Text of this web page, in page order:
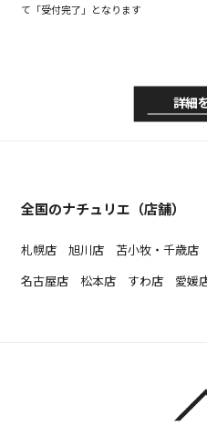
て「受付完了」となります
詳細
全国のナチュリエ（店舗）
札幌店 旭川店 苫小牧・千歳店
名古屋店
松本店 すわ店 愛媛